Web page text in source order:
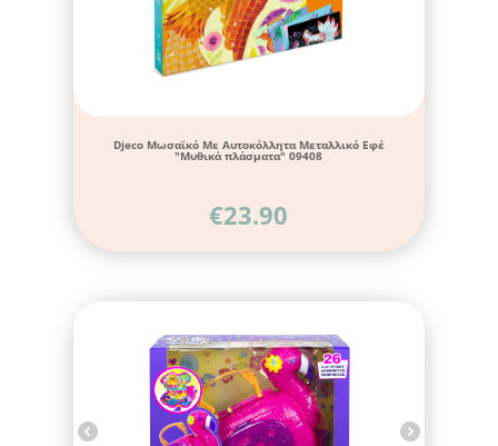
Djeco Μωσαϊκό Με Αυτοκόλλητα Μεταλλικό Εφέ
"Μυθικά πλάσματα" 09408
€23.90